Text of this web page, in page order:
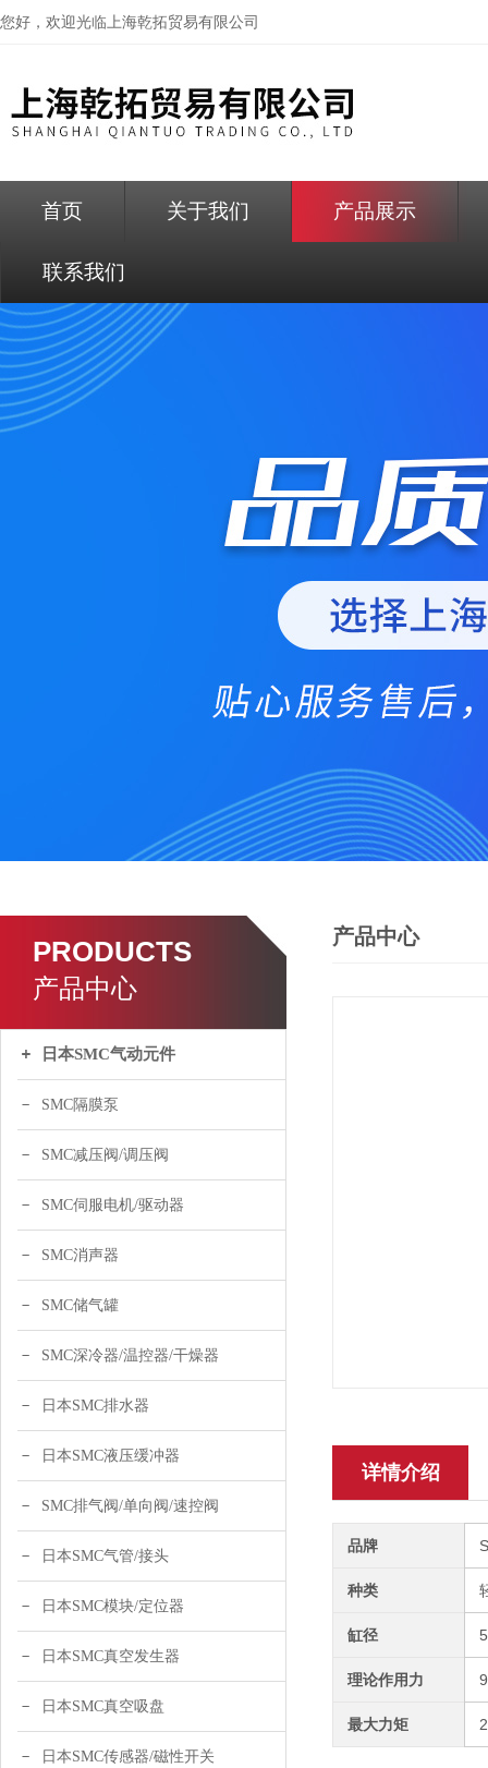
您好，欢迎光临上海乾拓贸易有限公司
首页 关于我们 产品展示
联系我们
PRODUCTS
产品中心
日本SMC气动元件
SMC隔膜泵
SMC减压阀/调压阀
SMC伺服电机/驱动器
SMC消声器
SMC储气罐
SMC深冷器/温控器/干燥器
日本SMC排水器
日本SMC液压缓冲器
SMC排气阀/单向阀/速控阀
日本SMC气管/接头
日本SMC模块/定位器
日本SMC真空发生器
日本SMC真空吸盘
日本SMC传感器/磁性开关
产品中心
详情介绍
品牌
种类
缸径
理论作用力
最大力矩